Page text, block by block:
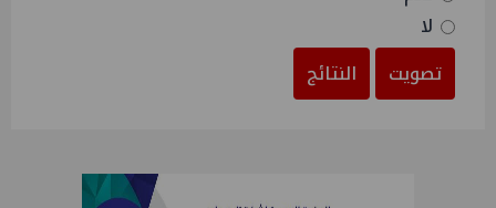
لا
تصويت
النتائج